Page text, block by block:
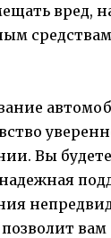
вред,
Вы
надежная
вам